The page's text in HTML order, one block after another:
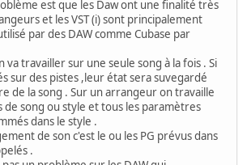
est que les Daw ont une finalité très
et les VST (i) sont principalement
par des DAW comme Cubase par
travailler sur une seule song à la fois . Si
sur des pistes ,leur état sera suvegardé
de la song . Sur un arrangeur on travaille
de song ou style et tous les paramètres
dans le style .
de son c'est le ou les PG prévus dans
.